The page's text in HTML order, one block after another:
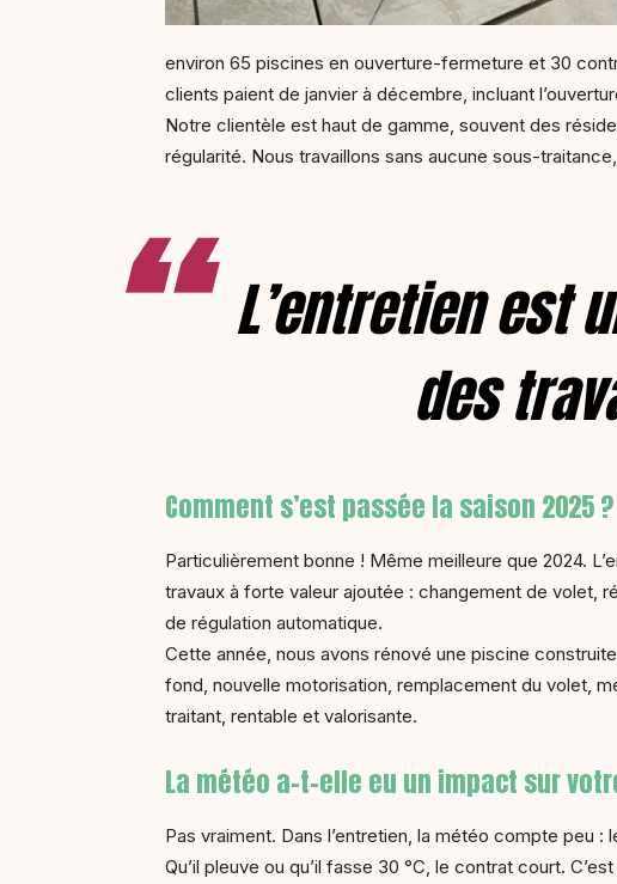
environ 65 piscines en ouverture-fermeture et 30
clients paient de janvier à décembre, incluant
Notre clientèle est haut de gamme, souvent des
régularité. Nous travaillons sans aucune sous-
L’entretien est
des
Comment s’est passée la saison 2025 ?
Particulièrement bonne ! Même meilleure que 2024.
travaux à forte valeur ajoutée : changement de volet,
de régulation automatique.
Cette année, nous avons rénové une piscine
fond, nouvelle motorisation, remplacement du volet,
traitant, rentable et valorisante.
La météo a-t-elle eu un impact sur
Pas vraiment. Dans l’entretien, la météo compte peu
Qu’il pleuve ou qu’il fasse 30 °C, le contrat court.